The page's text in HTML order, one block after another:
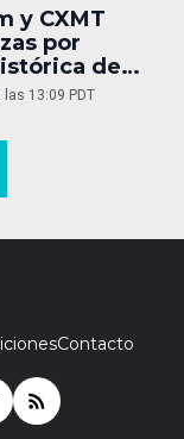
y CXMT
por
de
las 13:09 PDT
Contacto